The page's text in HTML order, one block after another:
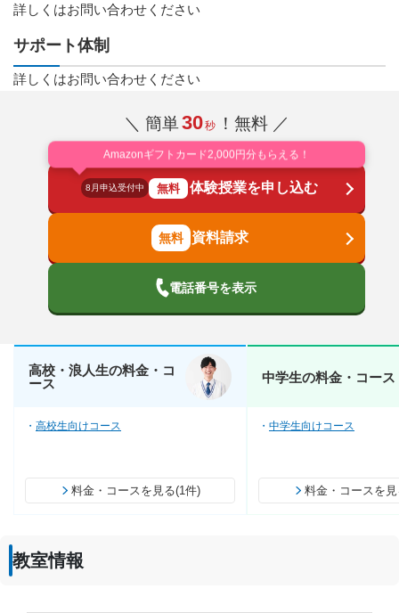
詳しくはお問い合わせください
サポート体制
詳しくはお問い合わせください
＼ 簡単30秒 ！無料 ／
Amazonギフトカード2,000円分もらえる！
8月申込受付中 無料 体験授業を申し込む
資料請求
電話番号を表示
高校・浪人生の料金・コ
ース
高校生向けコース
料金・コースを見る(1件)
中学生の料金・コース
中学生向けコース
料金・コースを
教室情報